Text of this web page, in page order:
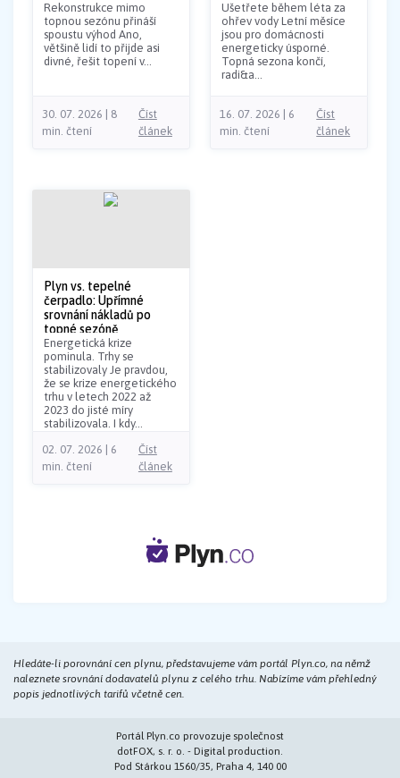
Rekonstrukce mimo
topnou sezónu přináší
spoustu výhod Ano,
většině lidí to přijde asi
divné, řešit topení v...
30. 07. 2026 | 8
min. čtení
Číst
článek
Ušetřete během léta za
ohřev vody Letní měsíce
jsou pro domácnosti
energeticky úsporné.
Topná sezona končí,
radi&a...
16. 07. 2026 | 6
min. čtení
Číst
článek
Plyn vs. tepelné
čerpadlo: Upřímné
srovnání nákladů po
topné sezóně
Energetická krize
pominula. Trhy se
stabilizovaly Je pravdou,
že se krize energetického
trhu v letech 2022 až
2023 do jisté míry
stabilizovala. I kdy...
02. 07. 2026 | 6
min. čtení
Číst
článek
Hledáte-li porovnání cen plynu, představujeme vám portál Plyn.co, na němž
naleznete srovnání dodavatelů plynu z celého trhu. Nabízíme vám přehledný
popis jednotlivých tarifů včetně cen.
Portál Plyn.co provozuje společnost
dotFOX, s. r. o. - Digital production.
Pod Stárkou 1560/35, Praha 4, 140 00